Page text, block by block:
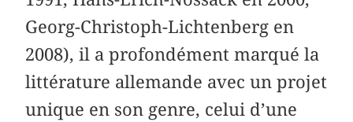
Georg-Christoph-Lichtenberg en
2008), il a profondément marqué la
littérature allemande avec un projet
unique en son genre, celui d’une